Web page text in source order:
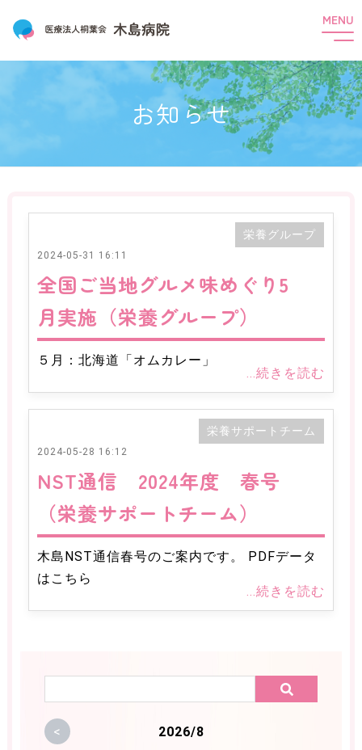
t
o
g
l
e
n
a
v
i
t
HOME
ご挨拶 理念と基本方針 概要
沿革
外来受診について
精神科訪問看護
コミュニティ・プラザ（就労継続支援B型）
コミュニティ・アクア（グループホーム）
入院するには
交通アクセス 病院内紹介
医療関係者の方へ
精神科救急医療
栄養サポートチーム
栄養グループ
リハビリグループ
心理グループ
薬剤グループ
お知らせ
お問合わせフォーム
お知らせ
2024-05-31 16:11
全国ご当地グルメ味めぐり5
月実施（栄養グループ）
栄養グループ
５月：北海道「オムカレー」
...続きを読む
2024-05-28 16:12
NST通信 2024年度 春号
（栄養サポートチーム）
栄養サポートチーム
木島NST通信春号のご案内です。 PDFデータ
はこちら
...続きを読む
<
2026/8